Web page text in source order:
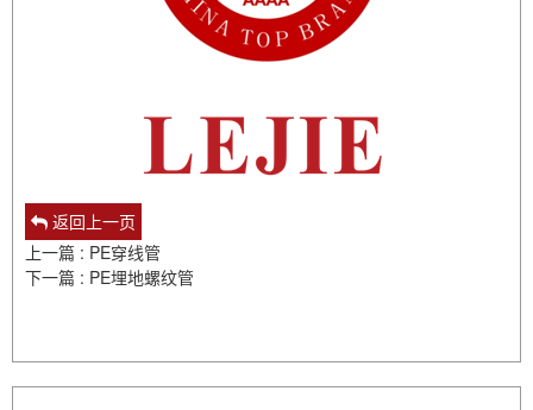
返回上一页
上一篇 : PE穿线管
下一篇 : PE埋地螺纹管